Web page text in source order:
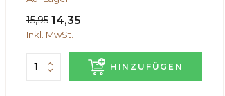
15,95 14,35
Inkl. MwSt.
HINZUFÜGEN